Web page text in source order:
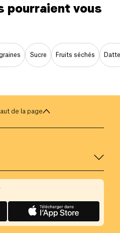
pourraient vous
Sucre Fruits séchés
de la page